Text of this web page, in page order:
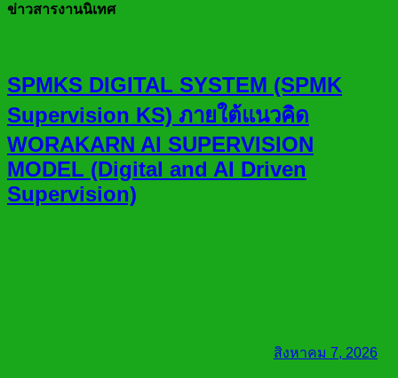
ข่าวสารงานนิเทศ
SPMKS DIGITAL SYSTEM (SPMK
Supervision KS) ภายใต้แนวคิด
WORAKARN AI SUPERVISION
MODEL (Digital and AI Driven
Supervision)
สิงหาคม 7, 2026